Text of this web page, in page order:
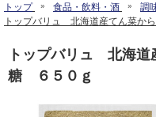
トップ 食品・飲料・酒 調
トップバリュ 北海道産てん菜か
トップバリュ 北海道
糖 ６５０ｇ